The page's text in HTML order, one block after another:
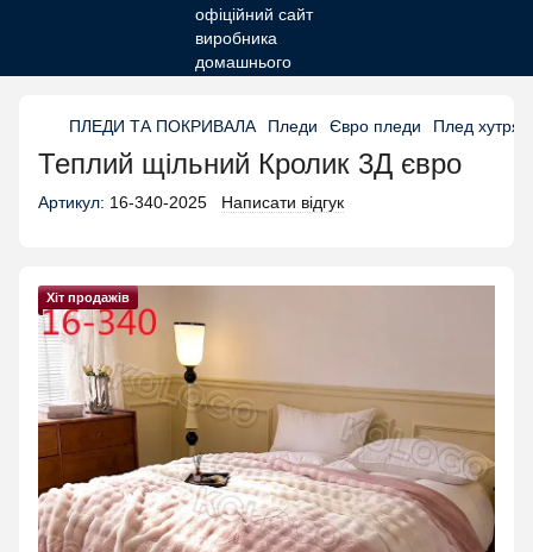
ПЛЕДИ ТА ПОКРИВАЛА Пледи Євро пледи Плед
Теплий щільний Кролик 3Д євро
Артикул: 16-340-2025 Написати відгук
Хіт продажів